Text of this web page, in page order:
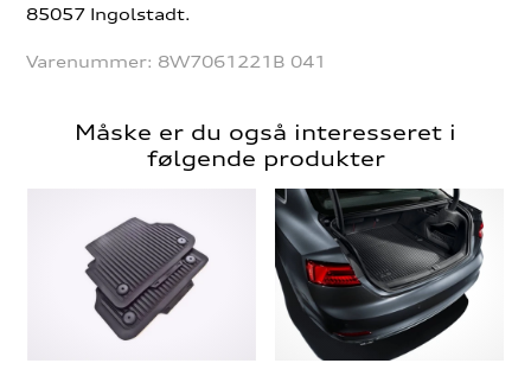
85057 Ingolstadt.
Varenummer: 8W7061221B 041
Måske er du også interesseret i
følgende produkter